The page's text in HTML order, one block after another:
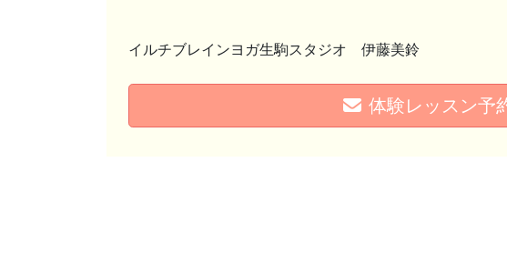
イルチブレインヨガ生駒スタジオ 伊藤美鈴
体験レッスン予